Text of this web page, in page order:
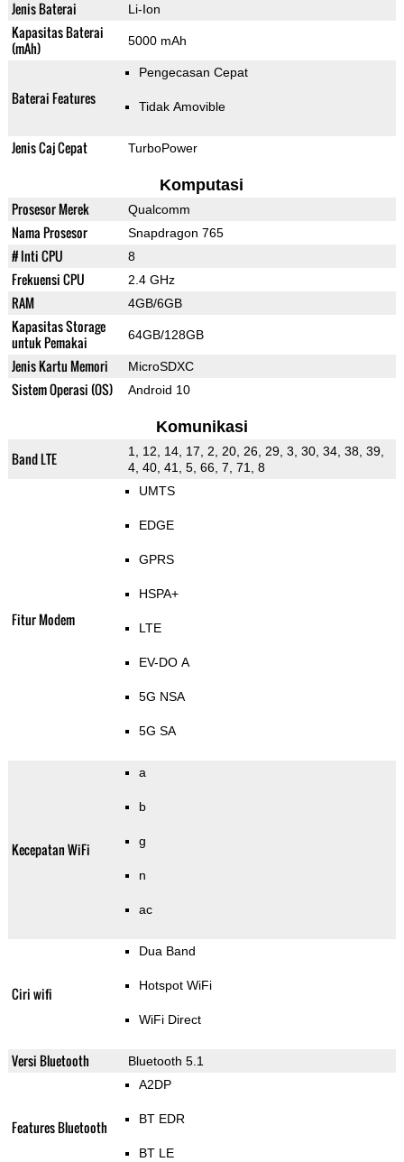
Jenis Baterai Li-Ion
Kapasitas Baterai
(mAh)
5000 mAh
Baterai Features
Pengecasan Cepat
Tidak Amovible
Jenis Caj Cepat TurboPower
Komputasi
Prosesor Merek Qualcomm
Nama Prosesor Snapdragon 765
# Inti CPU 8
Frekuensi CPU 2.4 GHz
RAM 4GB/6GB
Kapasitas Storage
untuk Pemakai
64GB/128GB
Jenis Kartu Memori MicroSDXC
Sistem Operasi (OS) Android 10
Komunikasi
Band LTE
1, 12, 14, 17, 2, 20, 26, 29, 3, 30, 34, 38, 39,
4, 40, 41, 5, 66, 7, 71, 8
Fitur Modem
UMTS
EDGE
GPRS
HSPA+
LTE
EV-DO A
5G NSA
5G SA
Kecepatan WiFi
a
b
g
n
ac
Ciri wifi
Dua Band
Hotspot WiFi
WiFi Direct
Versi Bluetooth Bluetooth 5.1
Features Bluetooth
A2DP
BT EDR
BT LE